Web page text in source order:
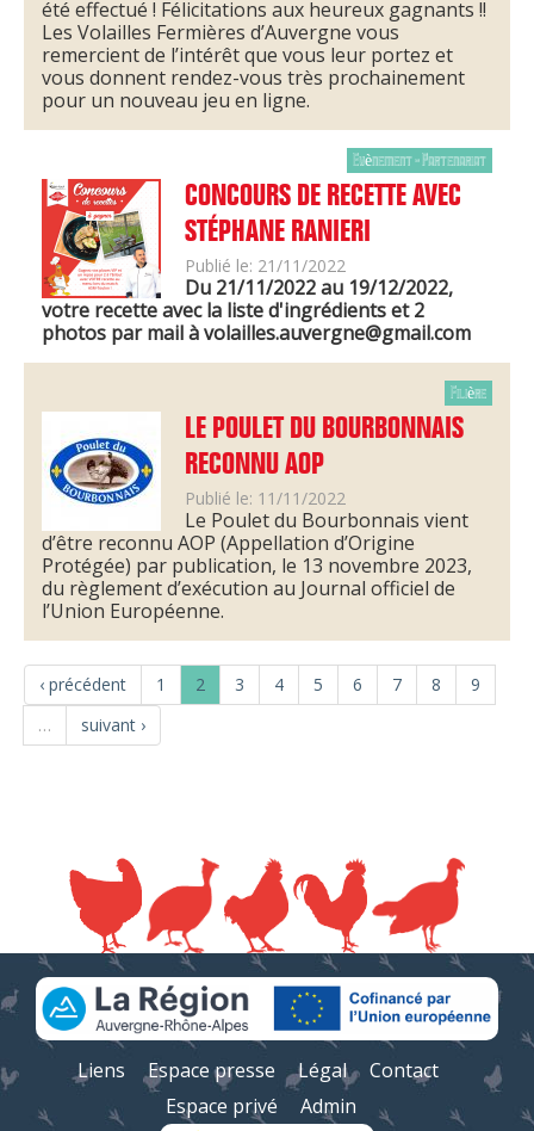
été effectué ! Félicitations aux heureux gagnants !!
Les Volailles Fermières d’Auvergne vous
remercient de l’intérêt que vous leur portez et
vous donnent rendez-vous très prochainement
pour un nouveau jeu en ligne.
Evènement - Partenariat
CONCOURS DE RECETTE AVEC
STÉPHANE RANIERI
Publié le: 21/11/2022
Du 21/11/2022 au 19/12/2022,
votre recette avec la liste d'ingrédients et 2
photos par mail àvolailles.auvergne@gmail.com
Filière
LE POULET DU BOURBONNAIS
RECONNU AOP
Publié le: 11/11/2022
Le Poulet du Bourbonnais vient
d’être reconnu AOP (Appellation d’Origine
Protégée) par publication, le 13 novembre 2023,
du règlement d’exécution au Journal officiel de
l’Union Européenne.
‹ précédent 1 2 3 4 5 6 7 8
9
…
suivant ›
Liens Espace presse Légal
Contact
Espace privé
Admin